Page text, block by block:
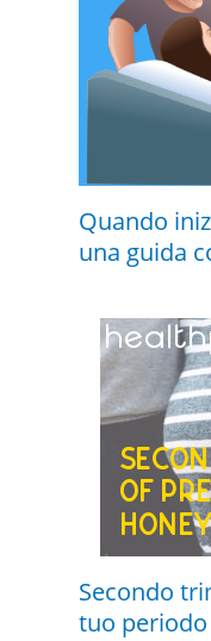
Quando
una guida
Secondo
tuo